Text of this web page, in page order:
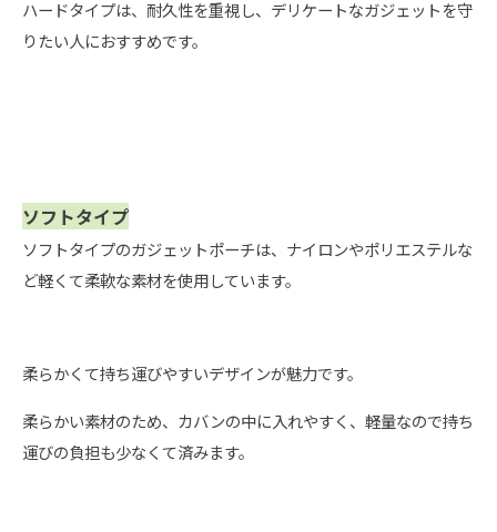
ハードタイプは、耐久性を重視し、デリケートなガジェットを守
りたい人におすすめです。
ソフトタイプ
ソフトタイプのガジェットポーチは、ナイロンやポリエステルな
ど軽くて柔軟な素材を使用しています。
柔らかくて持ち運びやすいデザインが魅力です。
柔らかい素材のため、カバンの中に入れやすく、軽量なので持ち
運びの負担も少なくて済みます。